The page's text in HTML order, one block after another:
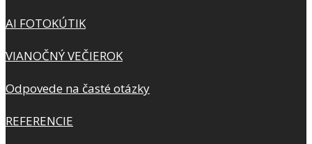
AI FOTOKÚTIK
VIANOČNÝ VEČIEROK
Odpovede na časté otázky
REFERENCIE